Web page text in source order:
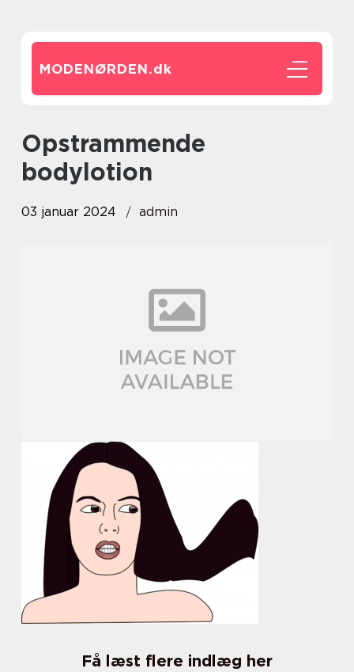
MODENØRDEN.dk
opstrammende
bodylotion
03 januar 2024 admin
Få læst flere indlæg her